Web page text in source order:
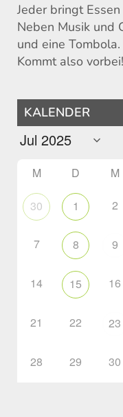
Jeder bringt
Neben Musik und
und eine Tombola.
Kommt also vorbei!
KALENDER
M D M
30 1 2
7 8 9
14 15 16
21 22 23
28 29 30